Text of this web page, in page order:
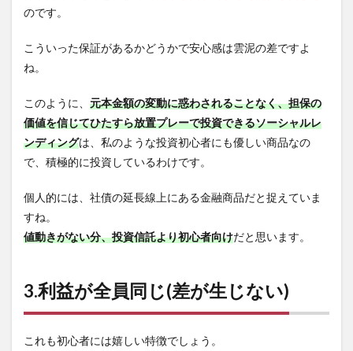
のです。
こういった保証があるかどうかで安心感は雲泥の差ですよ
ね。
このように、 元本金額の変動に惑わされることなく、担保の
価値を信じてひたすら放置プレーで投資できるソーシャルレ
ンディングは、私のような投資初心者にも優しい商品なの
で、積極的に投資しているわけです。
個人的には、社債の延長線上にある金融商品だと捉えていま
すね。
値動きがない分、投資信託より初心者向けだと思います。
3.利益が全員同じ(差が生じない)
これも初心者には嬉しい特徴でしょう。